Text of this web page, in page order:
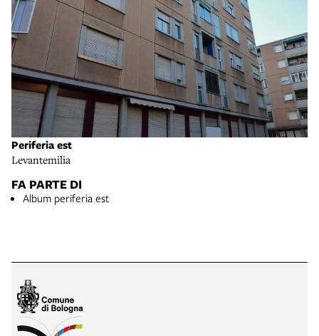
Periferia est
Levantemilia
FA PARTE DI
Album periferia est